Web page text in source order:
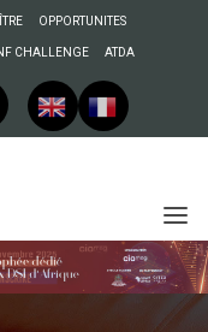
OPPORTUNITES
CHALLENGE ATDA